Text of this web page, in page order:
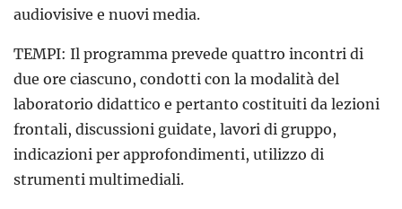
audiovisive e nuovi media.
TEMPI: Il programma prevede quattro incontri di
due ore ciascuno, condotti con la modalità del
laboratorio didattico e pertanto costituiti da lezioni
frontali, discussioni guidate, lavori di gruppo,
indicazioni per approfondimenti, utilizzo di
strumenti multimediali.